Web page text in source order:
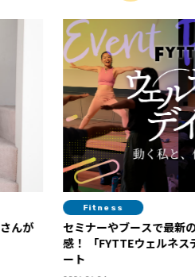
ルスケアを体
Healthcare
“がんばる健康”
康”へ！ 2026